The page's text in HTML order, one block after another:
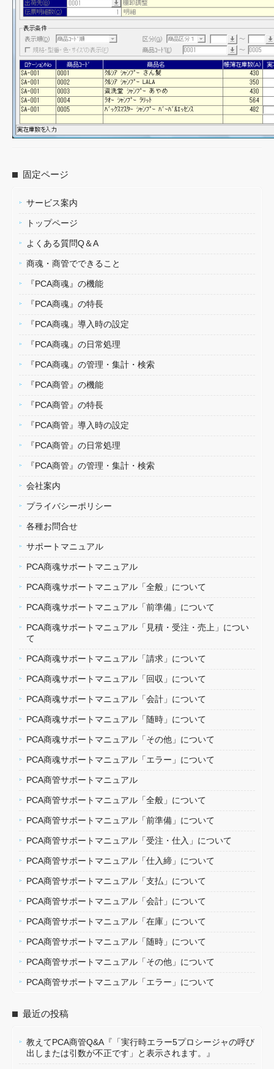
固定ページ
サービス案内
トップページ
よくある質問Q＆A
商魂・商管でできること
『PCA商魂』の機能
『PCA商魂』の特長
『PCA商魂』導入時の設定
『PCA商魂』の日常処理
『PCA商魂』の管理・集計・検索
『PCA商管』の機能
『PCA商管』の特長
『PCA商管』導入時の設定
『PCA商管』の日常処理
『PCA商管』の管理・集計・検索
会社案内
プライバシーポリシー
各種お問合せ
サポートマニュアル
PCA商魂サポートマニュアル
PCA商魂サポートマニュアル「全般」について
PCA商魂サポートマニュアル「前準備」について
PCA商魂サポートマニュアル「見積・受注・売上」につい
て
PCA商魂サポートマニュアル「請求」について
PCA商魂サポートマニュアル「回収」について
PCA商魂サポートマニュアル「会計」について
PCA商魂サポートマニュアル「随時」について
PCA商魂サポートマニュアル「その他」について
PCA商魂サポートマニュアル「エラー」について
PCA商管サポートマニュアル
PCA商管サポートマニュアル「全般」について
PCA商管サポートマニュアル「前準備」について
PCA商管サポートマニュアル「受注・仕入」について
PCA商管サポートマニュアル「仕入締」について
PCA商管サポートマニュアル「支払」について
PCA商管サポートマニュアル「会計」について
PCA商管サポートマニュアル「在庫」について
PCA商管サポートマニュアル「随時」について
PCA商管サポートマニュアル「その他」について
PCA商管サポートマニュアル「エラー」について
最近の投稿
教えてPCA商管Q&A『「実行時エラー5プロシージャの呼び
出しまたは引数が不正です」と表示されます。』